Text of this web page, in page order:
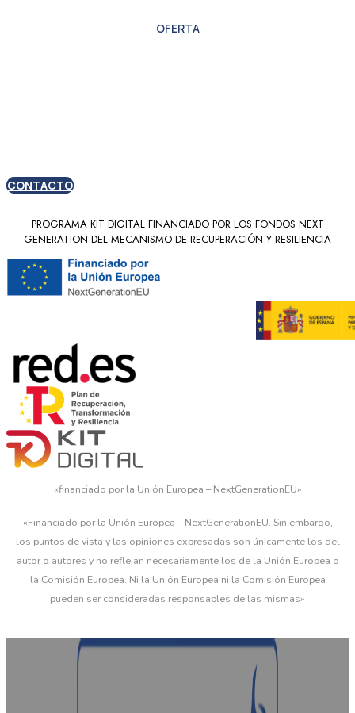
OFERTA
CONTACTO
PROGRAMA KIT DIGITAL FINANCIADO POR LOS FONDOS NEXT
GENERATION DEL MECANISMO DE RECUPERACIÓN Y RESILIENCIA
«financiado por la Unión Europea – NextGenerationEU»
«Financiado por la Unión Europea – NextGenerationEU. Sin embargo,
los puntos de vista y las opiniones expresadas son únicamente los del
autor o autores y no reflejan necesariamente los de la Unión Europea o
la Comisión Europea. Ni la Unión Europea ni la Comisión Europea
pueden ser consideradas responsables de las mismas»